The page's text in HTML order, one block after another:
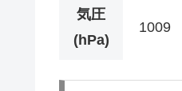
気圧
(hPa)
1009